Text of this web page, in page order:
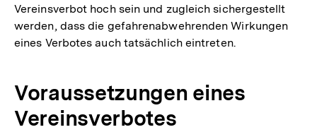
Vereinsverbot hoch sein und zugleich sichergestellt
werden, dass die gefahrenabwehrenden Wirkungen
eines Verbotes auch tatsächlich eintreten.
Voraussetzungen eines
Vereinsverbotes